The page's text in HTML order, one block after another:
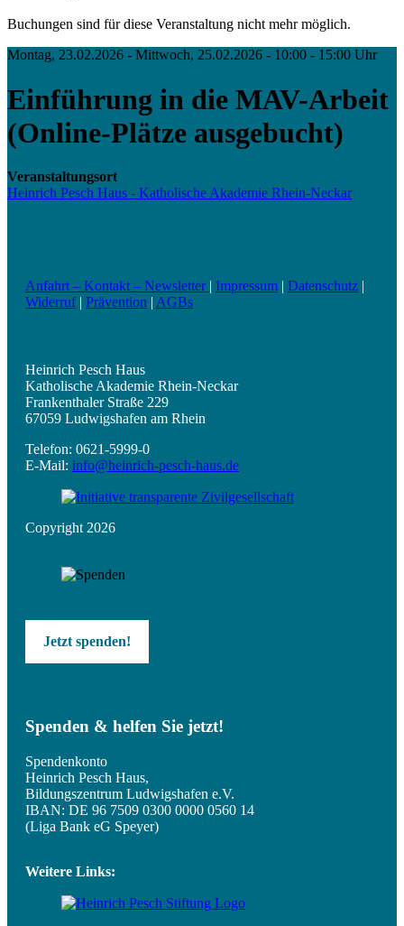
Buchungen sind für diese Veranstaltung nicht mehr möglich.
Montag, 23.02.2026 - Mittwoch, 25.02.2026 - 10:00 - 15:00 Uhr
Einführung in die MAV-Arbeit
(Online-Plätze ausgebucht)
Veranstaltungsort
Heinrich Pesch Haus - Katholische Akademie Rhein-Neckar
Anfahrt – Kontakt – Newsletter | Impressum | Datenschutz |
Widerruf| Prävention | AGBs
Heinrich Pesch Haus
Katholische Akademie Rhein-Neckar
Frankenthaler Straße 229
67059 Ludwigshafen am Rhein
Telefon: 0621-5999-0
E-Mail: info@heinrich-pesch-haus.de
Copyright 2026
Jetzt spenden!
Spenden & helfen Sie jetzt!
Spendenkonto
Heinrich Pesch Haus,
Bildungszentrum Ludwigshafen e.V.
IBAN: DE 96 7509 0300 0000 0560 14
(Liga Bank eG Speyer)
Weitere Links: